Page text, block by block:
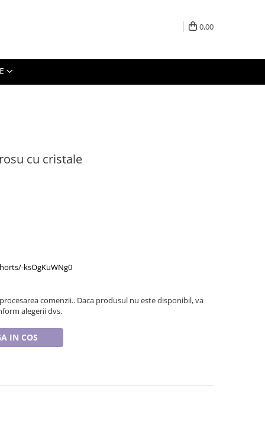
0,00
rosu cu cristale
ksOgKuWNg0
comenzii.. Daca produsul nu este disponibil, va
alegerii dvs.
IN COS